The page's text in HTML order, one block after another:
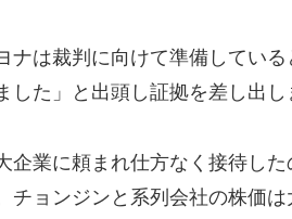
ナは裁判に向けて準備してい
した」と出頭し証拠を差し出し
企業に頼まれ仕方なく接待し
チョンジンと系列会社の株価